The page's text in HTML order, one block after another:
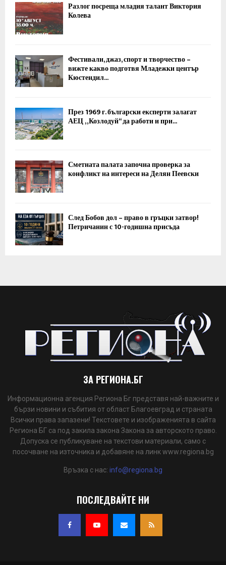
Разлог посреща младия талант Виктория
Колева
Фестивали, джаз, спорт и творчество –
вижте какво подготвя Младежки център
Кюстендил...
През 1969 г. български експерти залагат
АЕЦ „Козлодуй“ да работи и при...
Сметната палата започна проверка за
конфликт на интереси на Делян Пеевски
След Бобов дол – право в гръцки затвор!
Петричанин с 10-годишна присъда
ЗА РЕГИОНА.БГ
Информационна агенция Региона Бг представя най-важните и
бързи новини и събития от област Благоевград и страната
Всички права запазени! Текстовете и изображенията в сайта
Региона БГ са под закила закона Закона за авторското право.
Допуска се публикуване на текстови материали, само с
посочване на източника и добавяне на линк www.regiona.bg
Връзка с нас: info@regiona.bg
ПОСЛЕДВАЙТЕ НИ